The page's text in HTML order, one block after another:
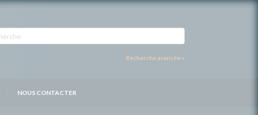
Recherche avancée »
NOUS CONTACTER